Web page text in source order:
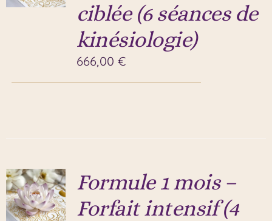
ciblée (6 séances de
kinésiologie)
666,00 €
Formule 1 mois –
Forfait intensif (4